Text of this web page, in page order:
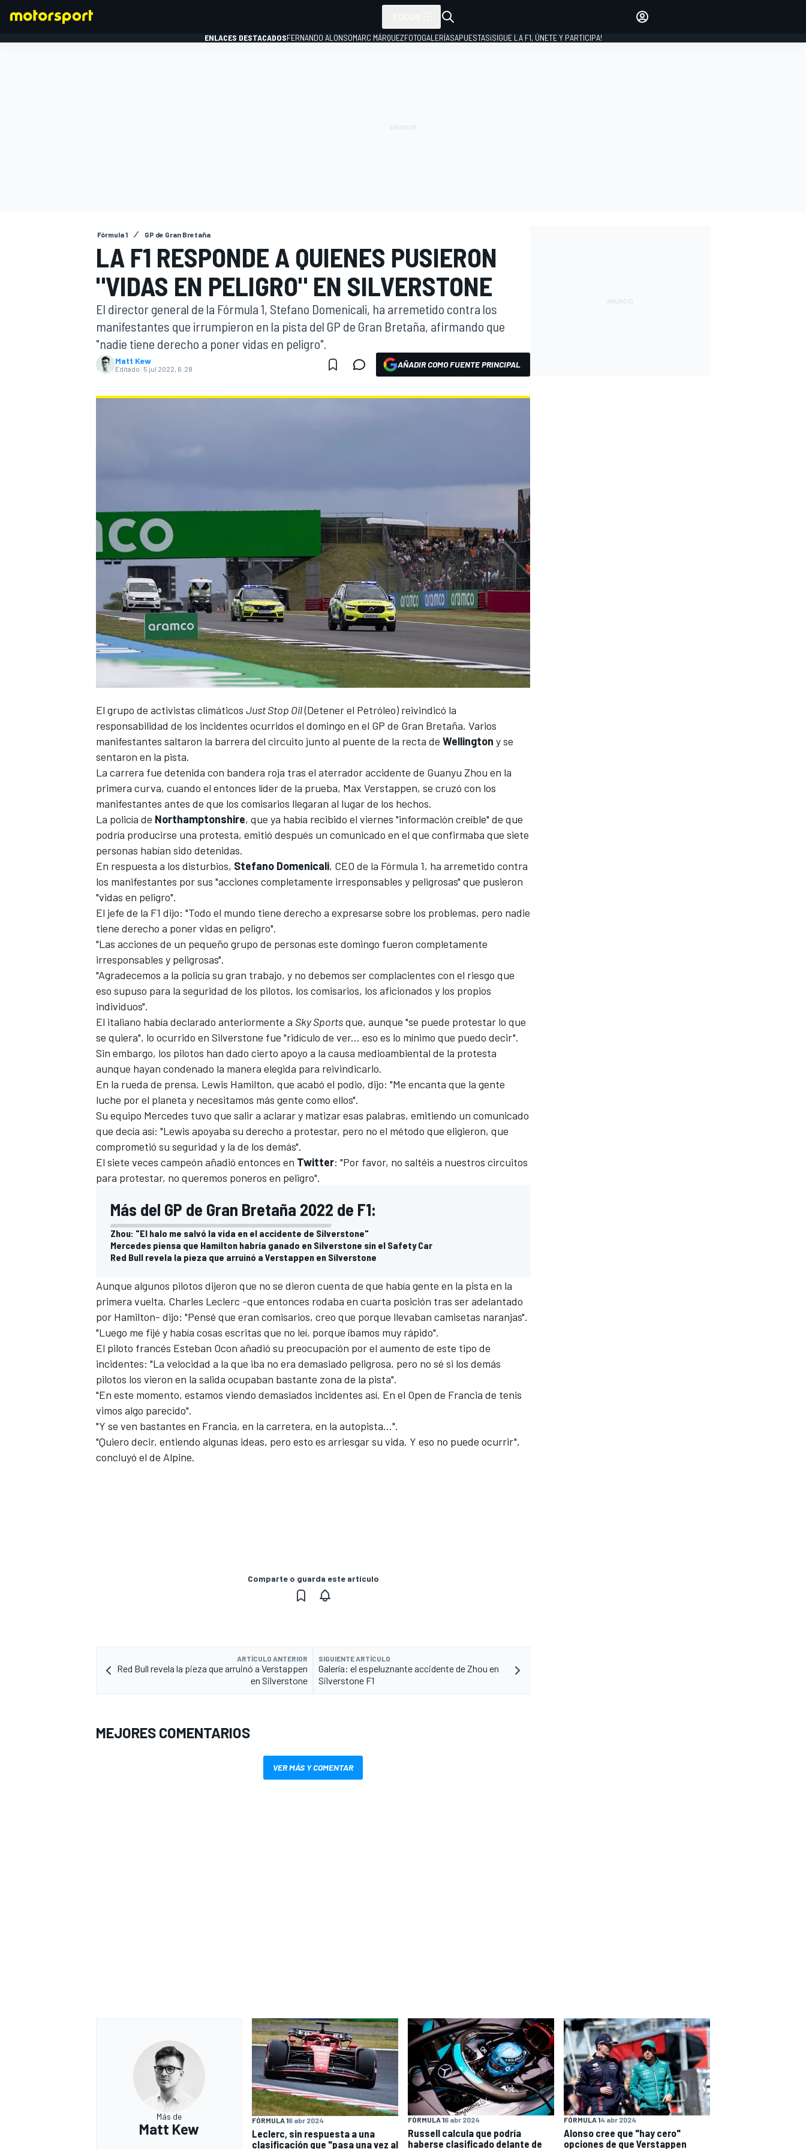
MÁS CATEGORÍAS
ENLACES DESTACADOSFERNANDO ALONSOMARC MÁRQUEZFOTOGALERÍASAPUESTAS¡SIGUE LA F1, ÚNETE Y PARTICIPA!
Fórmula 1 GP de Gran Bretaña
LA F1 RESPONDE A QUIENES PUSIERON
"VIDAS EN PELIGRO" EN SILVERSTONE
El director general de la Fórmula 1, Stefano Domenicali, ha arremetido contra los
manifestantes que irrumpieron en la pista del GP de Gran Bretaña, afirmando que
"nadie tiene derecho a poner vidas en peligro".
Matt Kew
Editado: 5 jul 2022, 6:28 AÑADIR COMO FUENTE PRINCIPAL
El grupo de activistas climáticos Just Stop Oil(Detener el Petróleo) reivindicó la
responsabilidad de los incidentes ocurridos el domingo en el GP de Gran Bretaña. Varios
manifestantes saltaron la barrera del circuito junto al puente de la recta de Wellington y se
sentaron en la pista.
La carrera fue detenida con bandera roja tras el aterrador accidente de Guanyu Zhou en la
primera curva, cuando el entonces líder de la prueba, Max Verstappen, se cruzó con los
manifestantes antes de que los comisarios llegaran al lugar de los hechos.
La policía de Northamptonshire, que ya había recibido el viernes "información creíble" de que
podría producirse una protesta, emitió después un comunicado en el que confirmaba que siete
personas habían sido detenidas.
En respuesta a los disturbios, Stefano Domenicali, CEO de la Fórmula 1, ha arremetido contra
los manifestantes por sus "acciones completamente irresponsables y peligrosas" que pusieron
"vidas en peligro".
El jefe de la F1 dijo: "Todo el mundo tiene derecho a expresarse sobre los problemas, pero nadie
tiene derecho a poner vidas en peligro".
"Las acciones de un pequeño grupo de personas este domingo fueron completamente
irresponsables y peligrosas".
"Agradecemos a la policía su gran trabajo, y no debemos ser complacientes con el riesgo que
eso supuso para la seguridad de los pilotos, los comisarios, los aficionados y los propios
individuos".
El italiano había declarado anteriormente a Sky Sportsque, aunque "se puede protestar lo que
se quiera", lo ocurrido en Silverstone fue "ridículo de ver... eso es lo mínimo que puedo decir".
Sin embargo, los pilotos han dado cierto apoyo a la causa medioambiental de la protesta
aunque hayan condenado la manera elegida para reivindicarlo.
En la rueda de prensa, Lewis Hamilton, que acabó el podio, dijo: "Me encanta que la gente
luche por el planeta y necesitamos más gente como ellos".
Su equipo Mercedes tuvo que salir a aclarar y matizar esas palabras, emitiendo un comunicado
que decía así: "Lewis apoyaba su derecho a protestar, pero no el método que eligieron, que
comprometió su seguridad y la de los demás".
El siete veces campeón añadió entonces en Twitter: "Por favor, no saltéis a nuestros circuitos
para protestar, no queremos poneros en peligro".
Más del GP de Gran Bretaña 2022 de F1:
Zhou: "El halo me salvó la vida en el accidente de Silverstone"
Mercedes piensa que Hamilton habría ganado en Silverstone sin el Safety Car
Red Bull revela la pieza que arruinó a Verstappen en Silverstone
Aunque algunos pilotos dijeron que no se dieron cuenta de que había gente en la pista en la
primera vuelta, Charles Leclerc -que entonces rodaba en cuarta posición tras ser adelantado
por Hamilton- dijo: "Pensé que eran comisarios, creo que porque llevaban camisetas naranjas".
"Luego me fijé y había cosas escritas que no leí, porque íbamos muy rápido".
El piloto francés Esteban Ocon añadió su preocupación por el aumento de este tipo de
incidentes: "La velocidad a la que iba no era demasiado peligrosa, pero no sé si los demás
pilotos los vieron en la salida ocupaban bastante zona de la pista".
"En este momento, estamos viendo demasiados incidentes así. En el Open de Francia de tenis
vimos algo parecido".
"Y se ven bastantes en Francia, en la carretera, en la autopista...".
"Quiero decir, entiendo algunas ideas, pero esto es arriesgar su vida. Y eso no puede ocurrir",
concluyó el de Alpine.
Comparte o guarda este artículo
ARTÍCULO ANTERIOR
Red Bull revela la pieza que arruinó a Verstappen
en Silverstone
SIGUIENTE ARTÍCULO
Galería: el espeluznante accidente de Zhou en
Silverstone F1
MEJORES COMENTARIOS
VER MÁS Y COMENTAR
Más de
Matt Kew
FÓRMULA 16 abr 2024
Leclerc, sin respuesta a una
clasificación que "pasa una vez al
FÓRMULA 16 abr 2024
Russell calcula que podría
haberse clasificado delante de
FÓRMULA 14 abr 2024
Alonso cree que "hay cero"
opciones de que Verstappen